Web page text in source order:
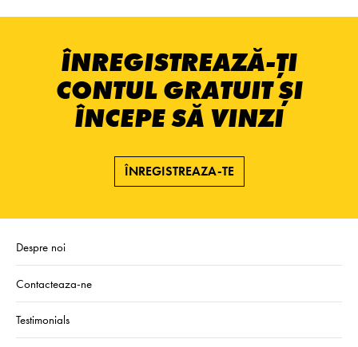
ÎNREGISTREAZĂ-ȚI
CONTUL GRATUIT ȘI
ÎNCEPE SĂ VINZI
ÎNREGISTREAZA-TE
Despre noi
Contacteaza-ne
Testimonials